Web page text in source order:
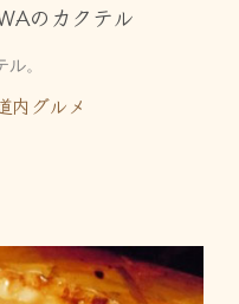
のカクテル
。
内グルメ